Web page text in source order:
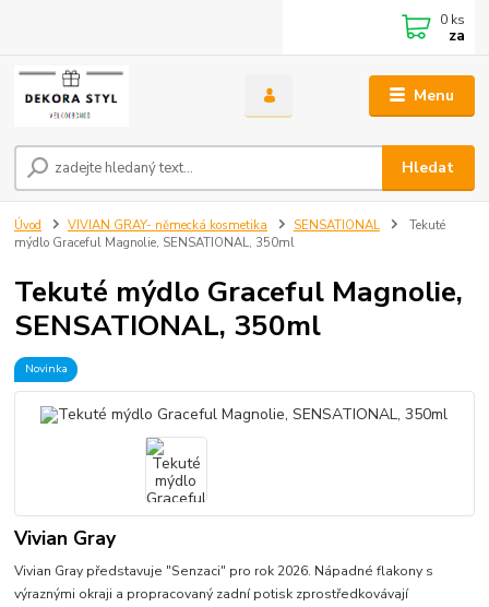
Menu
Hledat
0 ks
za
Úvod VIVIAN GRAY- německá kosmetika SENSATIONAL
Tekuté
mýdlo Graceful Magnolie, SENSATIONAL, 350ml
Tekuté mýdlo Graceful Magnolie,
SENSATIONAL, 350ml
Novinka
Vivian Gray
Vivian Gray představuje "Senzaci" pro rok 2026. Nápadné flakony s
výraznými okraji a propracovaný zadní potisk zprostředkovávají